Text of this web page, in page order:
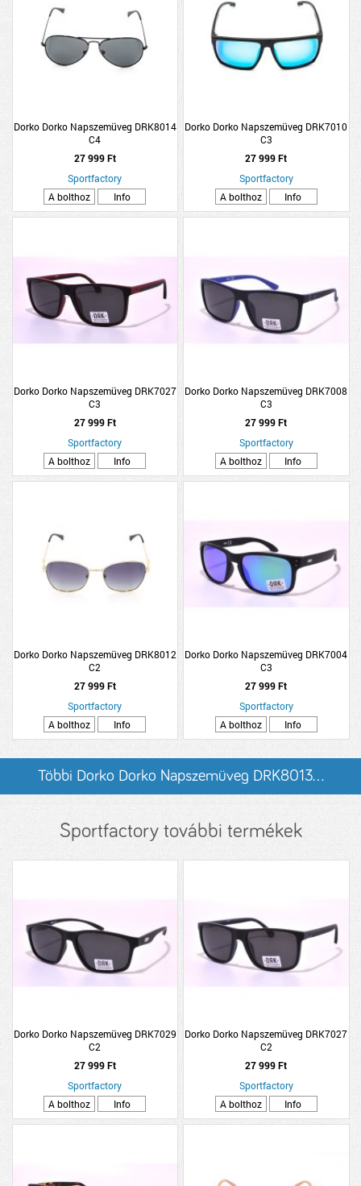
Dorko Dorko Napszemüveg DRK8014
C4
27 999 Ft
Sportfactory
A bolthoz
Info
Dorko Dorko Napszemüveg DRK7010
C3
27 999 Ft
Sportfactory
A bolthoz
Info
Dorko Dorko Napszemüveg DRK7027
C3
27 999 Ft
Sportfactory
A bolthoz
Info
Dorko Dorko Napszemüveg DRK7008
C3
27 999 Ft
Sportfactory
A bolthoz
Info
Dorko Dorko Napszemüveg DRK8012
C2
27 999 Ft
Sportfactory
A bolthoz
Info
Dorko Dorko Napszemüveg DRK7004
C3
27 999 Ft
Sportfactory
A bolthoz
Info
Többi Dorko Dorko Napszemüveg DRK8013...
Sportfactory további termékek
Dorko Dorko Napszemüveg DRK7029
C2
27 999 Ft
Sportfactory
A bolthoz
Info
Dorko Dorko Napszemüveg DRK7027
C2
27 999 Ft
Sportfactory
A bolthoz
Info